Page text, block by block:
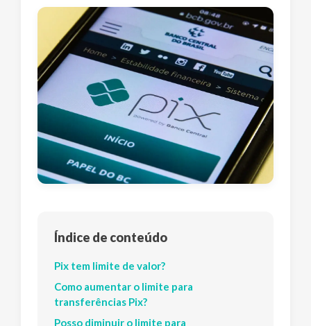
Índice de conteúdo
Pix tem limite de valor?
Como aumentar o limite para
transferências Pix?
Posso diminuir o limite para